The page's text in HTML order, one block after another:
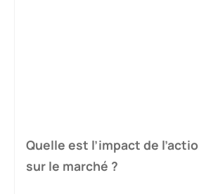
Quelle est l’impact de
sur le marché ?